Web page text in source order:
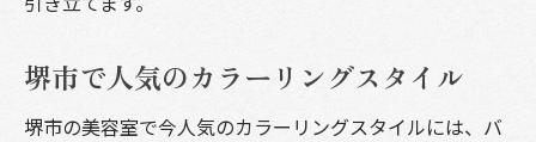
堺市で人気のカラーリングスタイル
堺市の美容室で今人気のカラーリングスタイルには、バ